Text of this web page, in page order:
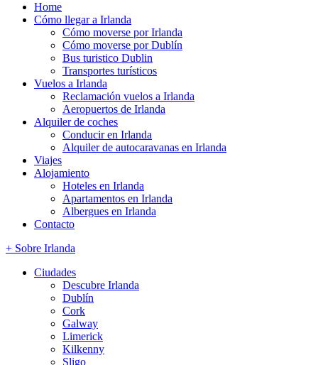
Home
Cómo llegar a Irlanda
Cómo moverse por Irlanda
Cómo moverse por Dublín
Bus turistico Dublin
Transportes turísticos
Vuelos a Irlanda
Reclamación vuelos a Irlanda
Aeropuertos de Irlanda
Alquiler de coches
Conducir en Irlanda
Alquiler de autocaravanas en Irlanda
Viajes
Alojamiento
Hoteles en Irlanda
Apartamentos en Irlanda
Albergues en Irlanda
Contacto
+ Sobre Irlanda
Ciudades
Descubre Irlanda
Dublín
Cork
Galway
Limerick
Kilkenny
Sligo